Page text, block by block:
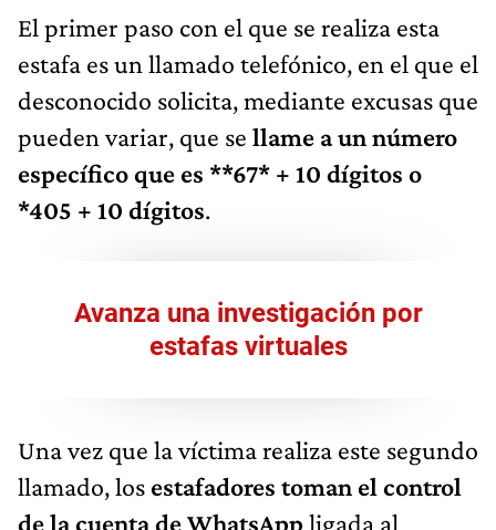
El primer paso con el que se realiza esta
estafa es un llamado telefónico, en el que el
desconocido solicita, mediante excusas que
pueden variar, que se llame a un número
específico que es **67* + 10 dígitos o
*405 + 10 dígitos.
Avanza una investigación por
estafas virtuales
Una vez que la víctima realiza este segundo
llamado, los estafadores toman el control
de la cuenta de WhatsApp ligada al